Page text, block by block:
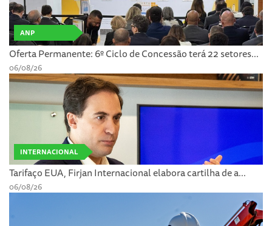
ANP
Oferta Permanente: 6º Ciclo de Concessão terá 22 setores...
06/08/26
INTERNACIONAL
Tarifaço EUA, Firjan Internacional elabora cartilha de a...
06/08/26